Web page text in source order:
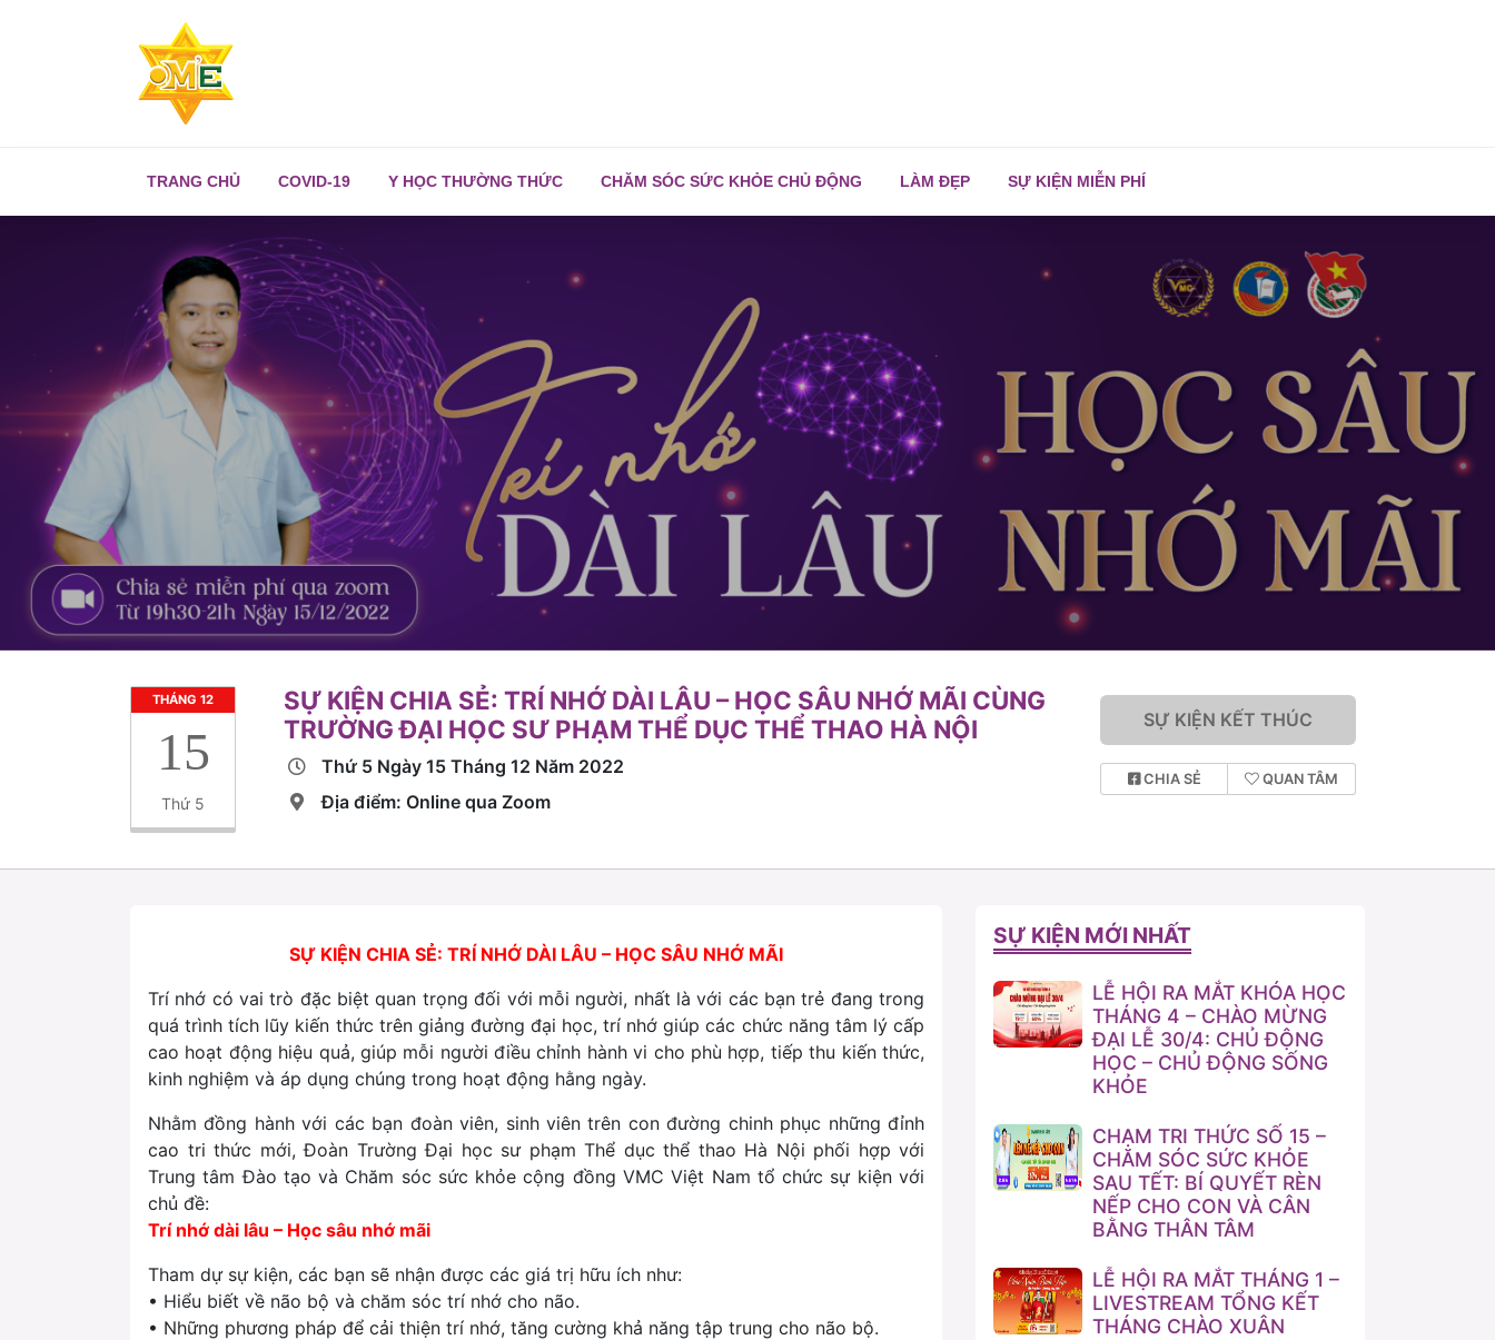
TRANG CHỦ COVID-19 Y HỌC THƯỜNG THỨC CHĂM SÓC SỨC KHỎE CHỦ ĐỘNG LÀM ĐẸP SỰ KIỆN MIỄN PHÍ
THÁNG 12
15
Thứ 5
SỰ KIỆN CHIA SẺ: TRÍ NHỚ DÀI LÂU – HỌC SÂU NHỚ MÃI CÙNG
TRƯỜNG ĐẠI HỌC SƯ PHẠM THỂ DỤC THỂ THAO HÀ NỘI
Thứ 5 Ngày 15 Tháng 12 Năm 2022
Địa điểm: Online qua Zoom
SỰ KIỆN KẾT THÚC
CHIA SẺ QUAN TÂM
SỰ KIỆN CHIA SẺ: TRÍ NHỚ DÀI LÂU – HỌC SÂU NHỚ MÃI
Trí nhớ có vai trò đặc biệt quan trọng đối với mỗi người, nhất là với các bạn trẻ đang trong
quá trình tích lũy kiến thức trên giảng đường đại học, trí nhớ giúp các chức năng tâm lý cấp
cao hoạt động hiệu quả, giúp mỗi người điều chỉnh hành vi cho phù hợp, tiếp thu kiến thức,
kinh nghiệm và áp dụng chúng trong hoạt động hằng ngày.
Nhằm đồng hành với các bạn đoàn viên, sinh viên trên con đường chinh phục những đỉnh
cao tri thức mới, Đoàn Trường Đại học sư phạm Thể dục thể thao Hà Nội phối hợp với
Trung tâm Đào tạo và Chăm sóc sức khỏe cộng đồng VMC Việt Nam tổ chức sự kiện với
chủ đề:
Trí nhớ dài lâu – Học sâu nhớ mãi
Tham dự sự kiện, các bạn sẽ nhận được các giá trị hữu ích như:
• Hiểu biết về não bộ và chăm sóc trí nhớ cho não.
• Những phương pháp để cải thiện trí nhớ, tăng cường khả năng tập trung cho não bộ.
SỰ KIỆN MỚI NHẤT
LỄ HỘI RA MẮT KHÓA HỌC
THÁNG 4 – CHÀO MỪNG
ĐẠI LỄ 30/4: CHỦ ĐỘNG
HỌC – CHỦ ĐỘNG SỐNG
KHỎE
CHẠM TRI THỨC SỐ 15 –
CHĂM SÓC SỨC KHỎE
SAU TẾT: BÍ QUYẾT RÈN
NẾP CHO CON VÀ CÂN
BẰNG THÂN TÂM
LỄ HỘI RA MẮT THÁNG 1 –
LIVESTREAM TỔNG KẾT
THÁNG CHÀO XUÂN